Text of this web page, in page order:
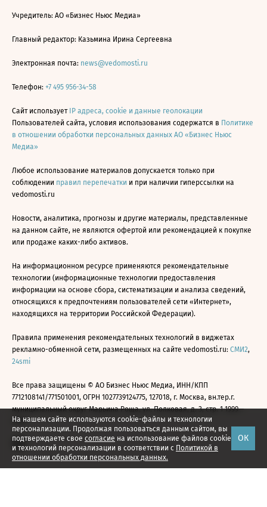
На нашем сайте используются cookie-файлы и технологии
персонализации. Продолжая пользоваться данным сайтом, вы
подтверждаете свое согласие на использование файлов cookie
и технологий персонализации в соответствии с Политикой в
отношении обработки персональных данных.
ОК
Учредитель: АО «Бизнес Ньюс Медиа»
Главный редактор: Казьмина Ирина Сергеевна
Электронная почта: news@vedomosti.ru
Телефон: +7 495 956-34-58
Сайт использует IP адреса, cookie и данные геолокации
Пользователей сайта, условия использования содержатся в Политике
в отношении обработки персональных данных АО «Бизнес Ньюс
Медиа»
Любое использование материалов допускается только при
соблюдении правил перепечатки и при наличии гиперссылки на
vedomosti.ru
Новости, аналитика, прогнозы и другие материалы, представленные
на данном сайте, не являются офертой или рекомендацией к покупке
или продаже каких-либо активов.
На информационном ресурсе применяются рекомендательные
технологии (информационные технологии предоставления
информации на основе сбора, систематизации и анализа сведений,
относящихся к предпочтениям пользователей сети «Интернет»,
находящихся на территории Российской Федерации).
Правила применения рекомендательных технологий в виджетах
рекламно-обменной сети, размещенных на сайте vedomosti.ru: СМИ2,
24smi
Все права защищены © АО Бизнес Ньюс Медиа, ИНН/КПП
7712108141/771501001, ОГРН 1027739124775, 127018, г. Москва, вн.тер.г.
муниципальный округ Марьина Роща, ул. Полковая, д. 3, стр. 1 1999—
2026